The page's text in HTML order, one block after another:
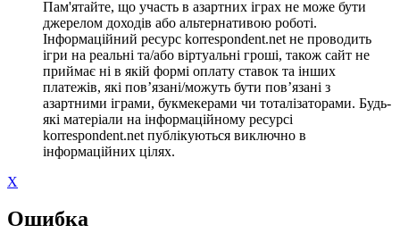
Пам'ятайте, що участь в азартних іграх не може бути
джерелом доходів або альтернативою роботі.
Інформаційний ресурс korrespondent.net не проводить
ігри на реальні та/або віртуальні гроші, також сайт не
приймає ні в якій формі оплату ставок та інших
платежів, які пов’язані/можуть бути пов’язані з
азартними іграми, букмекерами чи тоталізаторами. Будь-
які матеріали на інформаційному ресурсі
korrespondent.net публікуються виключно в
інформаційних цілях.
X
Ошибка